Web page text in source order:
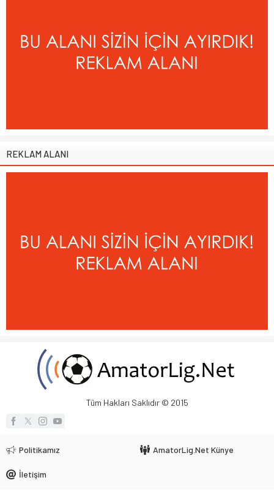
REKLAM ALANI
Tüm Hakları Saklıdır © 2015
Politikamız AmatorLig.Net Künye
İletişim